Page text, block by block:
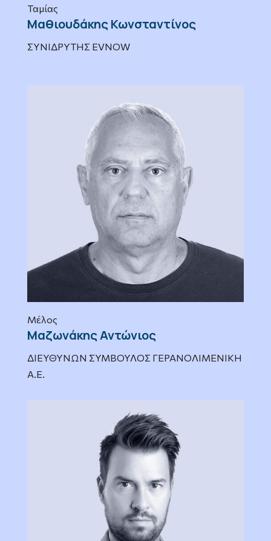
Ταμίας
Μαθιουδάκης Κωνσταντίνος
ΣΥΝΙΔΡΥΤΗΣ EVNOW
Μέλος
Μαζωνάκης Αντώνιος
ΔΙΕΥΘΥΝΩΝ ΣΥΜΒΟΥΛΟΣ ΓΕΡΑΝΟΛΙΜΕΝΙΚΗ
Α.Ε.